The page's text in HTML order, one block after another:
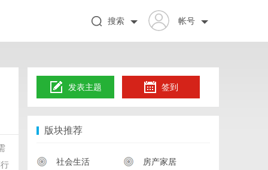
帐号
搜索
发表主题 签到
版块推荐
社会生活 房产家居